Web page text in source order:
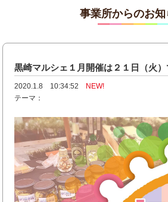
事業所からのお知
黒崎マルシェ１月開催は２１日（火）
2020.1.8 10:34:52
NEW!
テーマ：